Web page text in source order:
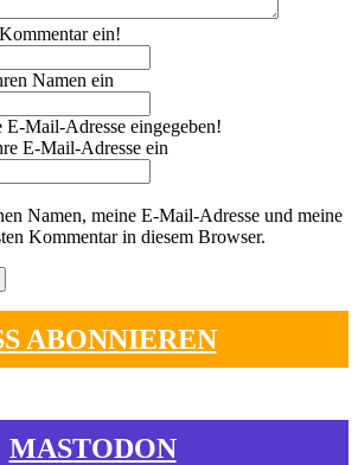
ein!
Namen ein
E-Mail-Adresse eingegeben!
E-Mail-Adresse ein
Namen, meine E-Mail-Adresse und meine
Kommentar in diesem Browser.
ABONNIEREN
MASTODON